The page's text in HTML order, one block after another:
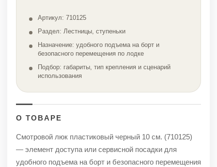
Артикул: 710125
Раздел: Лестницы, ступеньки
Назначение: удобного подъема на борт и
безопасного перемещения по лодке
Подбор: габариты, тип крепления и сценарий
использования
О ТОВАРЕ
Смотровой люк пластиковый черный 10 см. (710125)
— элемент доступа или сервисной посадки для
удобного подъема на борт и безопасного перемещения